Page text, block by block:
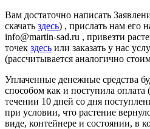
Вам достаточно написать
скачать здесь) , прислать нам его
info@martin-sad.ru , привезти
точек здесь или заказать у нас
(рассчитывается аналогично
Уплаченные денежные средства
способом как и поступила оплата
течении 10 дней со дня
при условии, что растение
виде, контейнере и состоянии, в